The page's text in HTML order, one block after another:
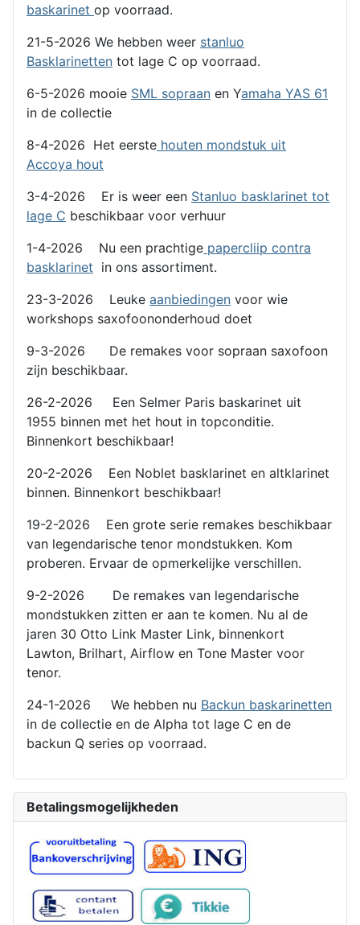
baskarinet op voorraad.
21-5-2026 We hebben weer stanluo
Basklarinetten tot lage C op voorraad.
6-5-2026 mooie SML sopraan en Yamaha YAS 61
in de collectie
8-4-2026 Het eerste houten mondstuk uit
Accoya hout
3-4-2026 Er is weer een Stanluo basklarinet tot
lage C beschikbaar voor verhuur
1-4-2026 Nu een prachtige papercliip contra
basklarinet in ons assortiment.
23-3-2026 Leuke aanbiedingen voor wie
workshops saxofoononderhoud doet
9-3-2026 De remakes voor sopraan saxofoon
zijn beschikbaar.
26-2-2026 Een Selmer Paris baskarinet uit
1955 binnen met het hout in topconditie.
Binnenkort beschikbaar!
20-2-2026 Een Noblet basklarinet en altklarinet
binnen. Binnenkort beschikbaar!
19-2-2026 Een grote serie remakes beschikbaar
van legendarische tenor mondstukken. Kom
proberen. Ervaar de opmerkelijke verschillen.
9-2-2026 De remakes van legendarische
mondstukken zitten er aan te komen. Nu al de
jaren 30 Otto Link Master Link, binnenkort
Lawton, Brilhart, Airflow en Tone Master voor
tenor.
24-1-2026 We hebben nu Backun baskarinetten
in de collectie en de Alpha tot lage C en de
backun Q series op voorraad.
Betalingsmogelijkheden